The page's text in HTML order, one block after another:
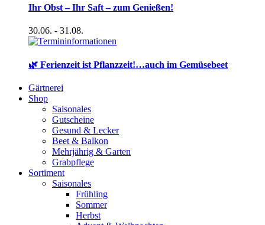
Ihr Obst – Ihr Saft – zum Genießen!
30.06. - 31.08.
🌿 Ferienzeit ist Pflanzzeit!…auch im Gemüsebeet
Gärtnerei
Shop
Saisonales
Gutscheine
Gesund & Lecker
Beet & Balkon
Mehrjährig & Garten
Grabpflege
Sortiment
Saisonales
Frühling
Sommer
Herbst